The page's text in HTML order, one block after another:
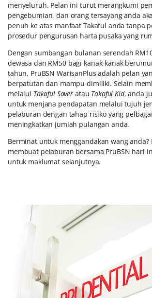
menyeluruh. Pelan ini turut merangkumi
pengebumian, dan orang tersayang anda
penuh ke atas manfaat Takaful anda tanpa
prosedur pengurusan harta pusaka yang
Dengan sumbangan bulanan serendah
dewasa dan RM50 bagi kanak-kanak
tahun, PruBSN WarisanPlus adalah pelan
berpatutan dan mampu dimiliki. Selain
melalui Takaful Saver atau Takaful Kid, anda
untuk menjana pendapatan melalui tujuh
pelaburan dengan tahap risiko yang
meningkatkan jumlah pulangan anda.
Berminat untuk menggandakan wang anda?
membuat pelaburan bersama PruBSN hari
untuk maklumat selanjutnya.